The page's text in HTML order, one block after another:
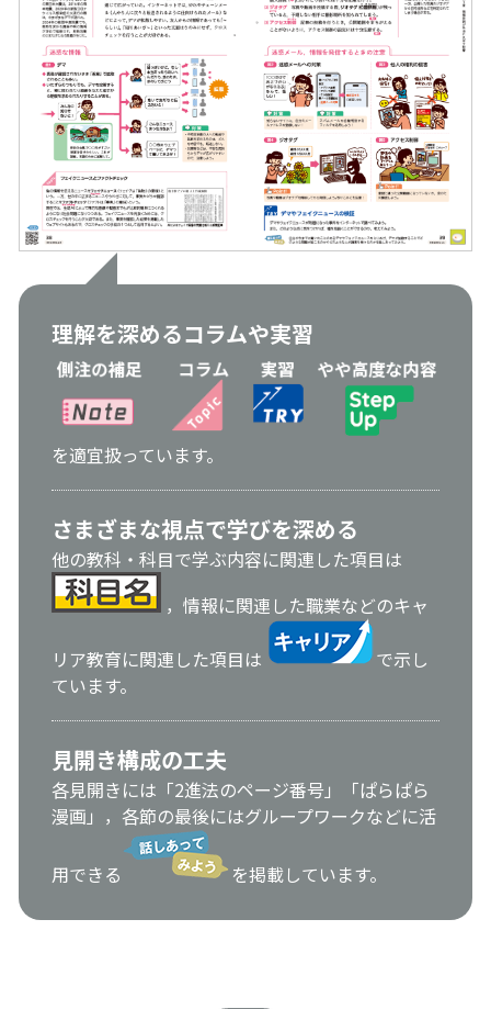
理解を深めるコラムや実習
を適宜扱っています。
さまざまな視点で学びを深める
他の教科・科目で学ぶ内容に関連した項目は
，情報に関連した職業などのキャ
リア教育に関連した項目は
で示し
ています。
見開き構成の工夫
各見開きには「2進法のページ番号」「ぱらぱら
漫画」，各節の最後にはグループワークなどに活
用できる を掲載しています。